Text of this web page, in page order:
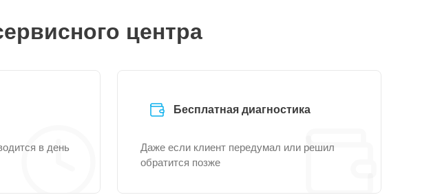
центра
в день
Бесплатная диагностика
Даже если клиент передумал или решил
обратится позже